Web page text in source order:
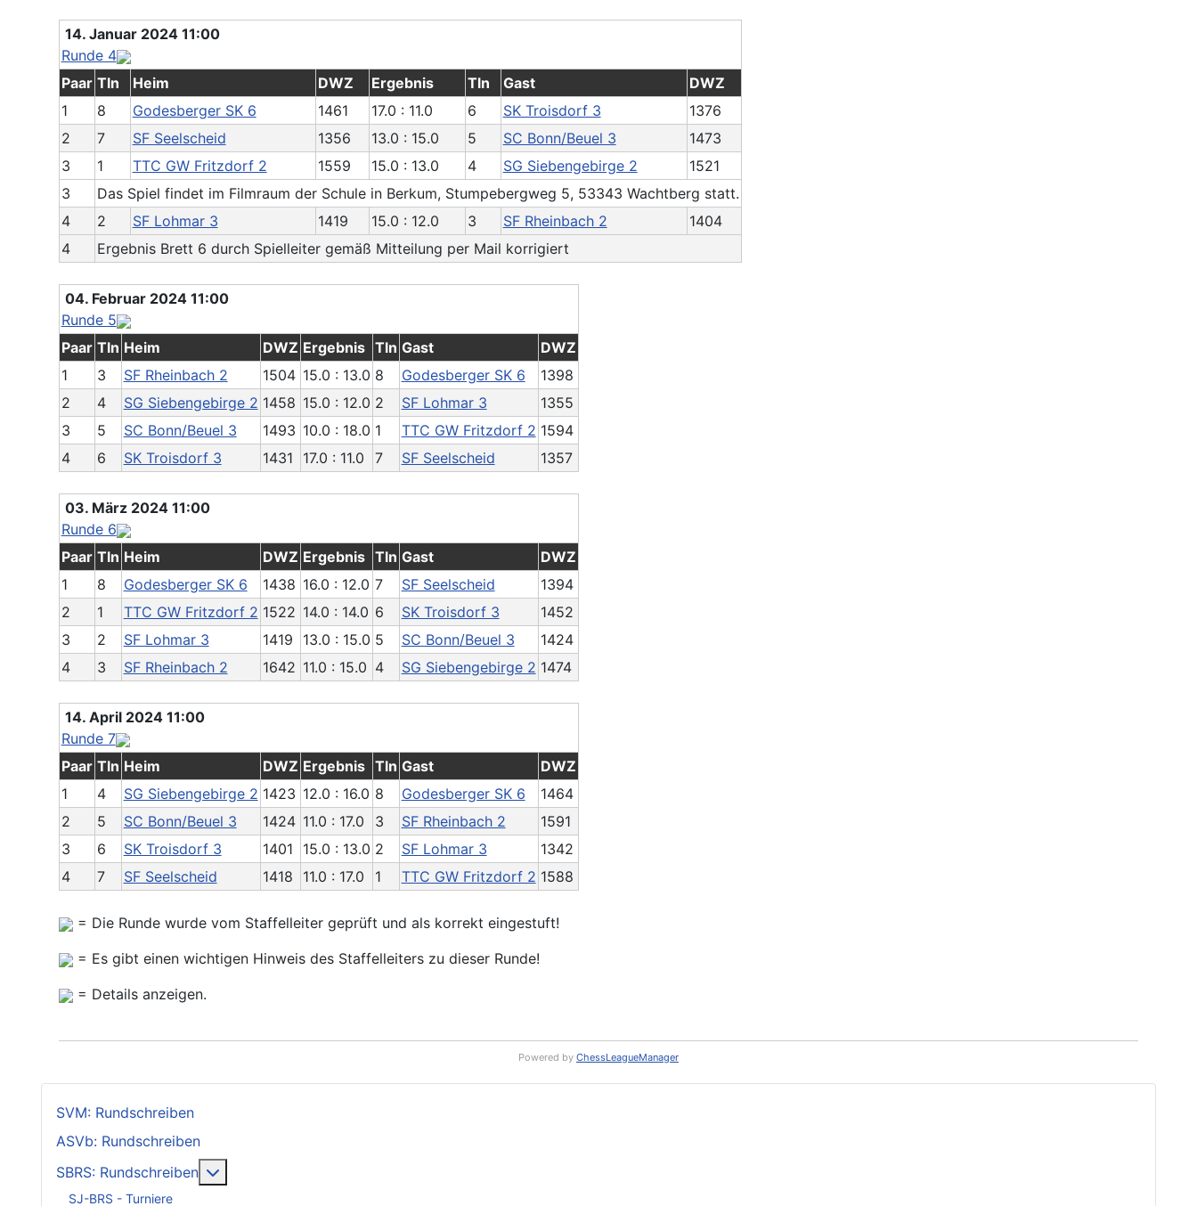
14. Januar 2024 11:00
Runde 4
Paar Tln Heim DWZ Ergebnis Tln Gast
DWZ
1
8 Godesberger SK 6 1461 17.0 : 11.0 6 SK Troisdorf 3
1376
2
7 SF Seelscheid 1356 13.0 : 15.0 5 SC Bonn/Beuel 3
1473
3
1 TTC GW Fritzdorf 2 1559 15.0 : 13.0 4 SG Siebengebirge 2
1521
3
Das Spiel findet im Filmraum der Schule in Berkum, Stumpebergweg 5, 53343 Wachtberg statt.
4
2 SF Lohmar 3 1419 15.0 : 12.0 3 SF Rheinbach 2
1404
4
Ergebnis Brett 6 durch Spielleiter gemäß Mitteilung per Mail korrigiert
04. Februar 2024 11:00
Runde 5
Paar Tln Heim DWZ Ergebnis Tln Gast
DWZ
1
3 SF Rheinbach 2 1504 15.0 : 13.0 8 Godesberger SK 6
1398
2
4 SG Siebengebirge 2 1458 15.0 : 12.0 2 SF Lohmar 3
1355
3
5 SC Bonn/Beuel 3 1493 10.0 : 18.0 1 TTC GW Fritzdorf 2 1594
4
6 SK Troisdorf 3 1431 17.0 : 11.0 7 SF Seelscheid 1357
03. März 2024 11:00
Runde 6
Paar Tln Heim DWZ Ergebnis Tln Gast
DWZ
1
8 Godesberger SK 6 1438 16.0 : 12.0 7 SF Seelscheid
1394
2
1 TTC GW Fritzdorf 2 1522 14.0 : 14.0 6 SK Troisdorf 3
1452
3
2 SF Lohmar 3 1419 13.0 : 15.0 5 SC Bonn/Beuel 3
1424
4
3 SF Rheinbach 2 1642 11.0 : 15.0 4 SG Siebengebirge 2 1474
14. April 2024 11:00
Runde 7
Paar Tln Heim DWZ Ergebnis Tln Gast
DWZ
1
4 SG Siebengebirge 2 1423 12.0 : 16.0 8 Godesberger SK 6
1464
2
5 SC Bonn/Beuel 3 1424 11.0 : 17.0 3 SF Rheinbach 2
1591
3
6 SK Troisdorf 3 1401 15.0 : 13.0 2 SF Lohmar 3
1342
4
7 SF Seelscheid 1418 11.0 : 17.0 1 TTC GW Fritzdorf 2 1588
= Die Runde wurde vom Staffelleiter geprüft und als korrekt eingestuft!
= Es gibt einen wichtigen Hinweis des Staffelleiters zu dieser Runde!
= Details anzeigen.
Powered by ChessLeagueManager
SVM: Rundschreiben
ASVb: Rundschreiben
SBRS: Rundschreiben
SJ-BRS - Turniere